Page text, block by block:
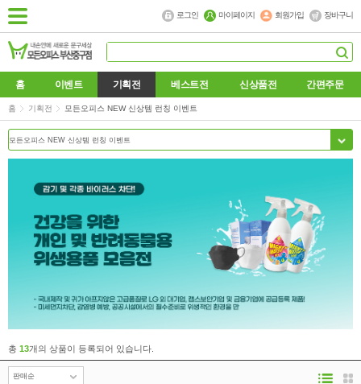
로그인 마이페이지 회원가입 장바구니
홈 이벤트 기획전 베스트전 신상품전 간편주문
홈 기획전 모든오피스 NEW 신상템 런칭 이벤트
총 13개의 상품이 등록되어 있습니다.